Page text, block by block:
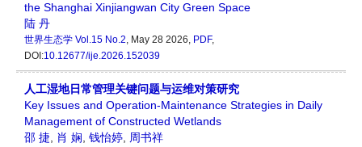
the Shanghai Xinjiangwan City Green Space
陆 丹
世界生态学 Vol.15 No.2, May 28 2026, PDF,
DOI:10.12677/ije.2026.152039
人工湿地日常管理关键问题与运维对策研究
Key Issues and Operation-Maintenance Strategies in Daily
Management of Constructed Wetlands
邵 捷 肖 娴 钱怡婷 周书祥